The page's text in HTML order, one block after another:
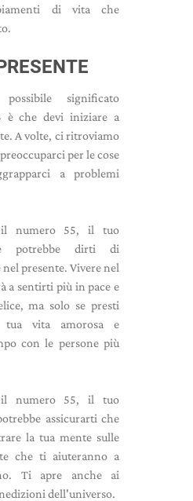
di vita che
significato
è che devi iniziare a
A volte, ci ritroviamo
per le cose
a problemi
il numero 55, il tuo
potrebbe dirti di
presente. Vivere nel
a sentirti più in pace e
ma solo se presti
tua vita amorosa e
con le persone più
il numero 55, il tuo
assicurarti che
la tua mente sulle
che ti aiuteranno a
Ti apre anche ai
dell'universo.